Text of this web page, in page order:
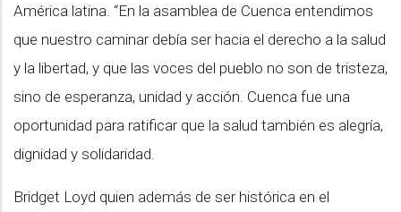
América latina. “En la asamblea de Cuenca entendimos
que nuestro caminar debía ser hacia el derecho a la salud
y la libertad, y que las voces del pueblo no son de tristeza,
sino de esperanza, unidad y acción. Cuenca fue una
oportunidad para ratificar que la salud también es alegría,
dignidad y solidaridad.
Bridget Loyd quien además de ser histórica en el